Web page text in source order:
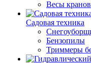
Весы
Садовая техника
Бензопилы
Триммеры